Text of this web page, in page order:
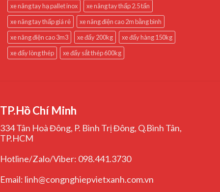
xe nâng tay hạ pallet inox
xe nâng tay thấp 2.5 tấn
xe nâng tay thấp giá rẻ
xe nâng điện cao 2m bằng bình
xe nâng điện cao 3m3
xe đẩy 200kg
xe đẩy hàng 150kg
xe đẩy lòng thép
xe đẩy sắt thép 600kg
TP.Hồ Chí Minh
334 Tân Hoà Đông, P. Bình Trị Đông, Q.Bình Tân,
TP.HCM
Hotline/Zalo/Viber: 098.441.3730
Email: linh@congnghiepvietxanh.com.vn